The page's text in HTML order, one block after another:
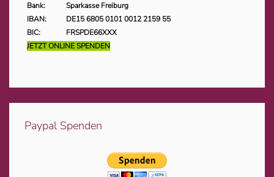
Bank:
Sparkasse Freiburg
IBAN:
DE15 6805 0101 0012 2159 55
BIC:
FRSPDE66XXX
JETZT ONLINE SPENDEN
Paypal Spenden